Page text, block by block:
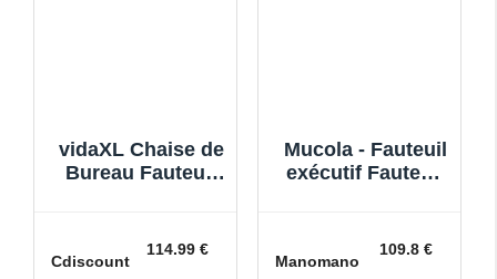
vidaXL Chaise de
Bureau Fauteuil
Ergonomique
Fauteuil de
Cdiscount
114.99 €
Mucola - Fauteuil
exécutif Fauteuil
Fauteuil de
bureau Fauteui
Manomano
109.8 €